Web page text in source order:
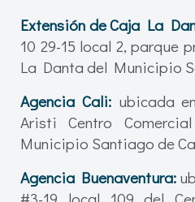
Extensión de Caja La
10 29-15 local 2, parque
La Danta del Municipio
Agencia Cali:ubicada
Aristi Centro
Municipio Santiago de
Agencia Buenaventura: